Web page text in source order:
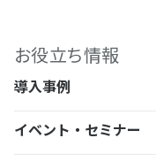
お役立ち情報
導入事例
イベント・セミナー